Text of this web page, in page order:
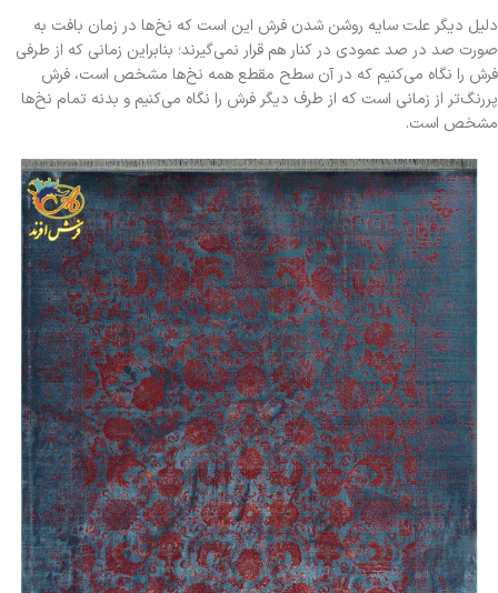
دلیل دیگر علت سایه روشن شدن فرش این است که نخ‌ها در زمان بافت به
صورت صد در صد عمودی در کنار هم قرار نمی‌گیرند؛ بنابراین زمانی که از طرفی
فرش را نگاه می‌کنیم که در آن سطح مقطع همه نخ‌ها مشخص است، فرش
پررنگ‌تر از زمانی است که از طرف دیگر فرش را نگاه می‌کنیم و بدنه تمام نخ‌ها
مشخص است.